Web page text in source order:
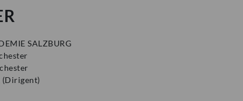
SALZBURG
(Dirigent)